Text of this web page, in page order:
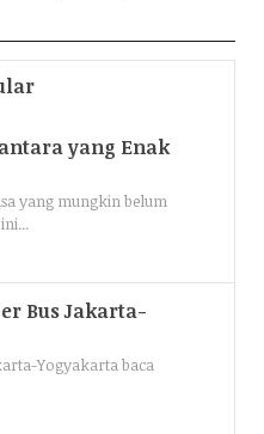
yang Enak
yang mungkin belum
Bus Jakarta-
Yogyakarta baca